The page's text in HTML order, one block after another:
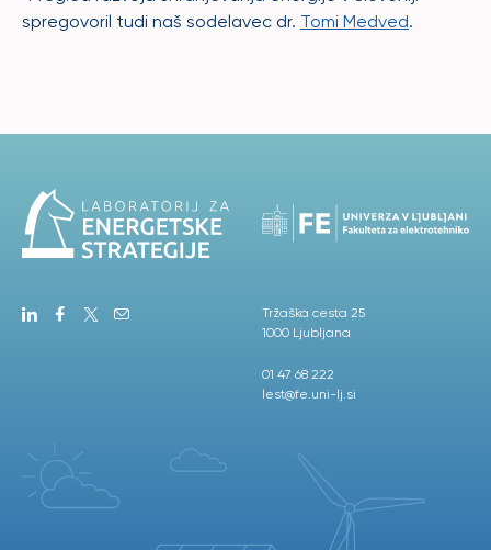
spregovoril tudi naš sodelavec dr. Tomi Medved.
Tržaška cesta 25
1000 Ljubljana
01 47 68 222
lest@fe.uni-lj.si